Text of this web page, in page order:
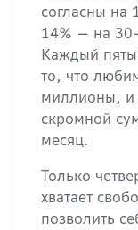
согласны на
14% — на
Каждый
то, что
миллионы, и
скромной
месяц.
Только
хватает
позволить